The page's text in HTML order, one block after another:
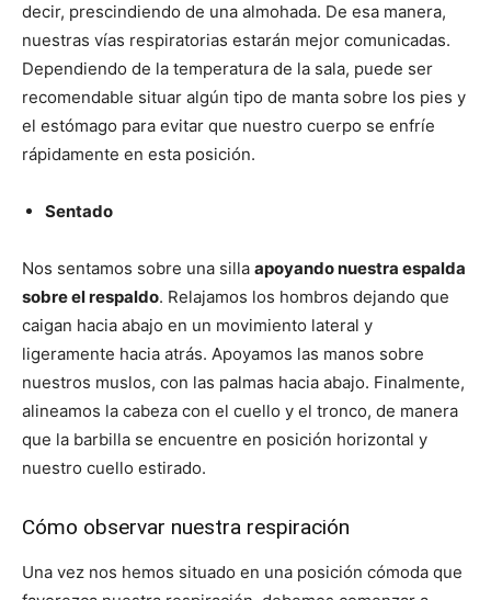
decir, prescindiendo de una almohada. De esa manera,
nuestras vías respiratorias estarán mejor comunicadas.
Dependiendo de la temperatura de la sala, puede ser
recomendable situar algún tipo de manta sobre los pies y
el estómago para evitar que nuestro cuerpo se enfríe
rápidamente en esta posición.
Sentado
Nos sentamos sobre una silla apoyando nuestra espalda
sobre el respaldo. Relajamos los hombros dejando que
caigan hacia abajo en un movimiento lateral y
ligeramente hacia atrás. Apoyamos las manos sobre
nuestros muslos, con las palmas hacia abajo. Finalmente,
alineamos la cabeza con el cuello y el tronco, de manera
que la barbilla se encuentre en posición horizontal y
nuestro cuello estirado.
Cómo observar nuestra respiración
Una vez nos hemos situado en una posición cómoda que